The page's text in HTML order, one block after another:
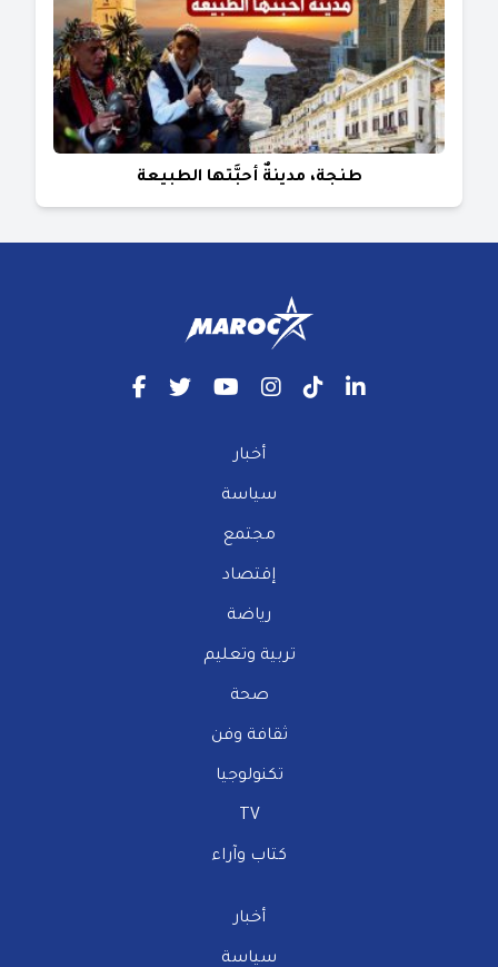
طنجة، مدينةٌ أحبَّتها الطبيعة
أخبار
سياسة
مجتمع
إقتصاد
رياضة
تربية وتعليم
صحة
ثقافة وفن
تكنولوجيا
TV
كتاب وآراء
أخبار
سياسة